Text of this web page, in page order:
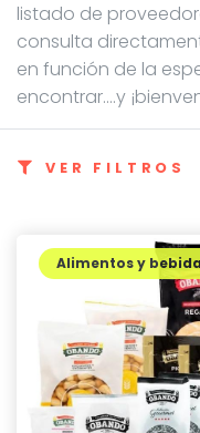
listado de
consulta
en función de la
encontrar....y
VER FILTROS
Alimentos y